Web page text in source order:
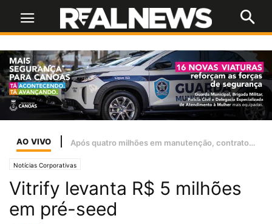
AO VIVO Famurs e Ulbra firmam parceria para criar Observatório de Dados dos Municípios Gaúchos
Notícias Corporativas
Vitrify levanta R$ 5 milhões
em pré-seed